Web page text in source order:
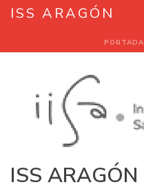
ISS ARAGÓN
PORTADA
ISS ARAGÓN